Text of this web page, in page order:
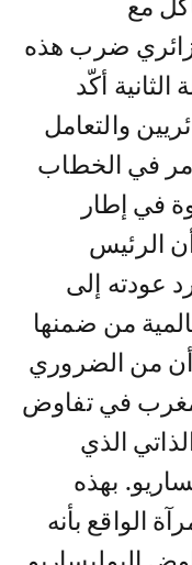
مع
ضرب هذه
أكّد
والتعامل
في الخطاب
في إطار
أن الرئيس
عودته إلى
من ضمنها
من الضروري
في تفاوض
الذي
بهذه
الواقع بأنه